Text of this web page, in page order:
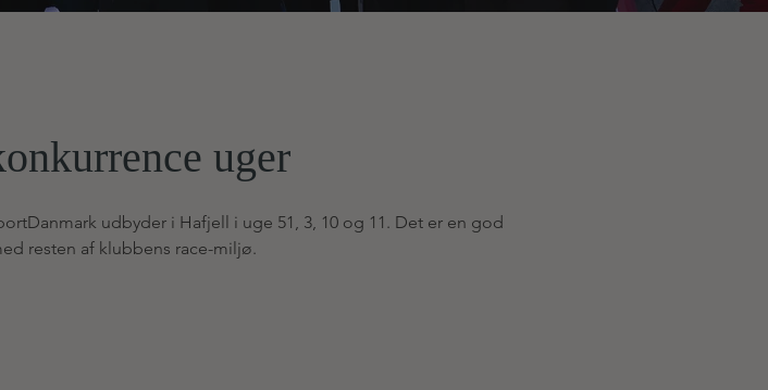
uger
udbyder i Hafjell i uge 51, 3, 10 og 11. Det er en god
resten af klubbens race-miljø.